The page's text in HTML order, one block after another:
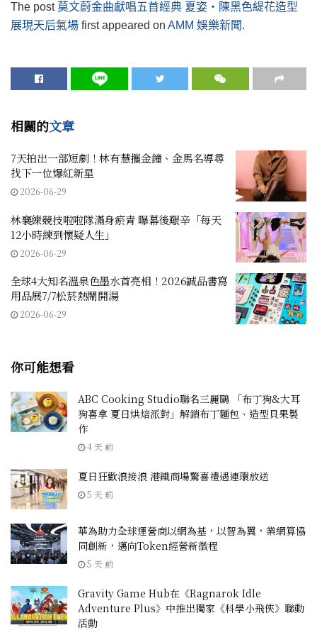
The post 莫文蔚金曲獻唱五首經典 夏姿・陳黑色緹花造型
展現天后氣場 first appeared on AMM 娛樂新聞.
相關的文章
7天拍出一部短劇！林有慧攜金鐘、金馬名導尋
找下一位爆紅新星
2026-06-29
林襄練競技啦啦隊滿身瘀青 曝幕後艱辛「每天
12小時練到懷疑人生」
2026-06-29
全球4大知名溫泉色墨水首亮相！2026誠品書寫
用品展7/7松菸熱鬧開湯
2026-06-29
你可能想看
ABC Cooking Studio聯名三麗鷗 「布丁狗&大耳
狗喜拿 夏日烘焙派對」解鎖布丁麵包、造型貝果製
作
4 天 前
夏日狂歡浪接浪 港鐵商場驚喜禮遇連環放送
5 天 前
華為助力全球運營商以網為基，以智為翼，業網算協
同創新，邁向Token經營新徵程
5 天 前
Gravity Game Hub在《Ragnarok Idle
Adventure Plus》中推出獨家《科學小飛俠》聯動
活動